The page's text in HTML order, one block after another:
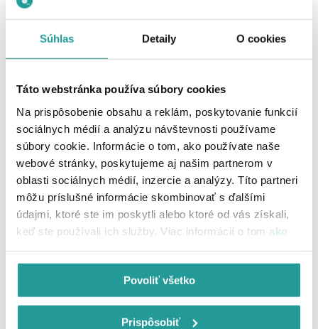
Súhlas Detaily O cookies
Táto webstránka používa súbory cookies
Na prispôsobenie obsahu a reklám, poskytovanie funkcií
sociálnych médií a analýzu návštevnosti používame
súbory cookie. Informácie o tom, ako používate naše
webové stránky, poskytujeme aj našim partnerom v
oblasti sociálnych médií, inzercie a analýzy. Títo partneri
môžu príslušné informácie skombinovať s ďalšími
údajmi, ktoré ste im poskytli alebo ktoré od vás získali,
keď ste používali ich služby. Viac informácií o tom ako
Povoliť všetko
Prispôsobiť
UPC predstavilo horúcu novinku, internetovú
Xiaomi